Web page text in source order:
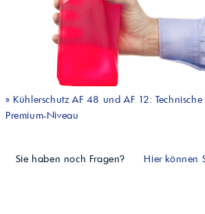
» Kühlerschutz AF 48 und AF 12:
Premium-Niveau
Sie haben noch Fragen? Hier können